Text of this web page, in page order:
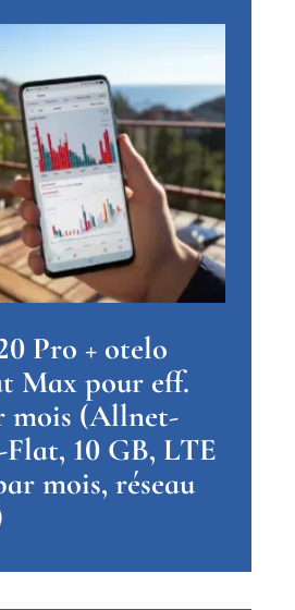
Pro + otelo
Max pour eff.
mois (Allnet-
10 GB, LTE
mois, réseau